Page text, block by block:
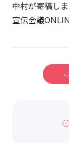
中村が寄稿しま
宣伝会議